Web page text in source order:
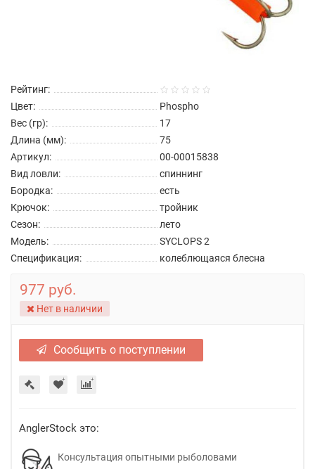
Рейтинг:
Цвет:
Phospho
Вес (гр):
17
Длина (мм):
75
Артикул:
00-00015838
Вид ловли:
спиннинг
Бородка:
есть
Крючок:
тройник
Сезон:
лето
Модель:
SYCLOPS 2
Спецификация:
колеблющаяся блесна
977 руб.
Нет в наличии
Сообщить о поступлении
AnglerStock это:
Консультация опытными рыболовами